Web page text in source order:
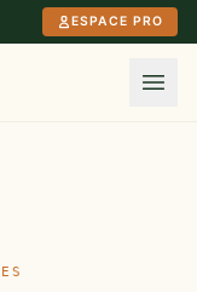
ESPACE PRO